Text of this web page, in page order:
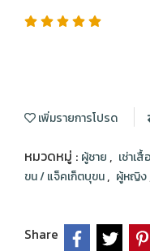
เพิ่มรายการโปรด
หมวดหมู่ : ผู้ชาย , เช่าเ
ขน / แจ็คเก็ตบุขน, ผู้หญิง
Share